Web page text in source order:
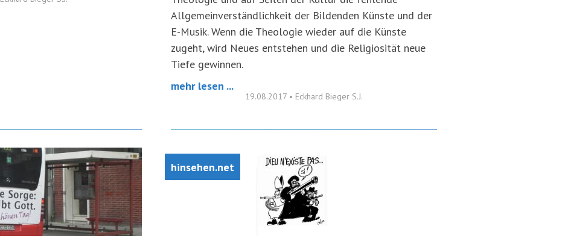
Allgemeinverständlichkeit der Bildenden Künste und der
E-Musik. Wenn die Theologie wieder auf die Künste
zugeht, wird Neues entstehen und die Religiosität neue
Tiefe gewinnen.
mehr lesen ...
19.08.2017 • Eckhard Bieger S.J.
hinsehen.net